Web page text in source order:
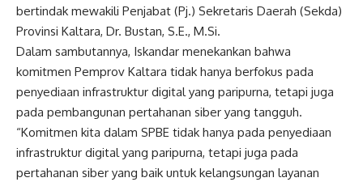
bertindak mewakili Penjabat (Pj.) Sekretaris Daerah (Sekda)
Provinsi Kaltara, Dr. Bustan, S.E., M.Si.
Dalam sambutannya, Iskandar menekankan bahwa
komitmen Pemprov Kaltara tidak hanya berfokus pada
penyediaan infrastruktur digital yang paripurna, tetapi juga
pada pembangunan pertahanan siber yang tangguh.
“Komitmen kita dalam SPBE tidak hanya pada penyediaan
infrastruktur digital yang paripurna, tetapi juga pada
pertahanan siber yang baik untuk kelangsungan layanan